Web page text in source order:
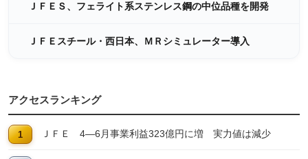
ＪＦＥＳ、フェライト系ステンレス鋼の中位品種を開発
ＪＦＥスチール・西日本、ＭＲシミュレーター導入
アクセスランキング
ＪＦＥ 4―6月事業利益323億円に増 実力値は減少